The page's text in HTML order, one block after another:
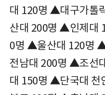
대 120명 ▲대구가톨
산대 200명 ▲인제대
0명 ▲울산대 120명
전남대 200명 ▲조선
대 150명 ▲단국대